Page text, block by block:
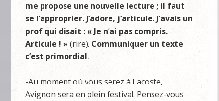
me propose une nouvelle lecture ; il faut
se l’approprier. J’adore, j’articule. J’avais un
prof qui disait : « Je n’ai pas compris.
Articule ! » (rire). Communiquer un texte
c’est primordial.
-Au moment où vous serez à Lacoste,
Avignon sera en plein festival. Pensez-vous